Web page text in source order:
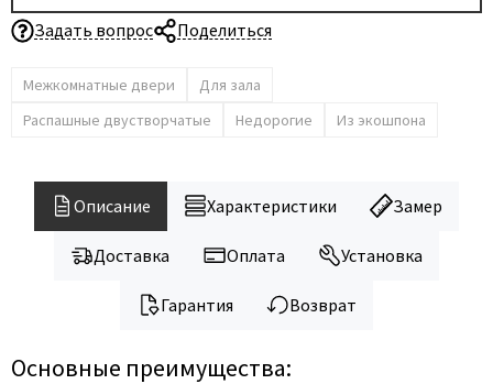
Задать вопрос
Поделиться
Межкомнатные двери
Для зала
Распашные двустворчатые
Недорогие Из экошпона
Описание Характеристики Замер
Доставка Оплата Установка
Гарантия Возврат
Основные преимущества: